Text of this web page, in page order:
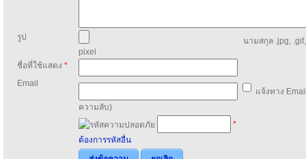
รูป
นามสกุล .jpg,
pixel
ชื่อที่ใช้แสดง *
Email
แจ้งทาง
ความลับ)
*
ต้องการรหัสอื่น